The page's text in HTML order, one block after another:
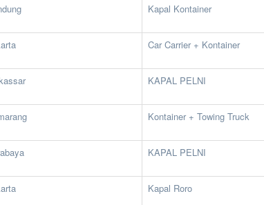
Kapal Kontainer
Car Carrier + Kontainer
KAPAL PELNI
Kontainer + Towing Truck
KAPAL PELNI
Kapal Roro